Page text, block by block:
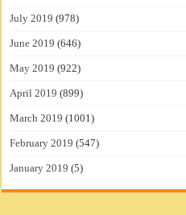
July 2019 (978)
June 2019 (646)
May 2019 (922)
April 2019 (899)
March 2019 (1001)
February 2019 (547)
January 2019 (5)